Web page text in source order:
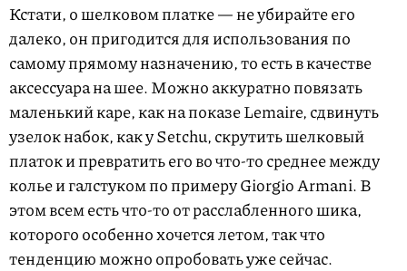
Кстати, о шелковом платке — не убирайте его
далеко, он пригодится для использования по
самому прямому назначению, то есть в качестве
аксессуара на шее. Можно аккуратно повязать
маленький каре, как на показе Lemaire, сдвинуть
узелок набок, как у Setchu, скрутить шелковый
платок и превратить его во что-то среднее между
колье и галстуком по примеру Giorgio Armani. В
этом всем есть что-то от расслабленного шика,
которого особенно хочется летом, так что
тенденцию можно опробовать уже сейчас.